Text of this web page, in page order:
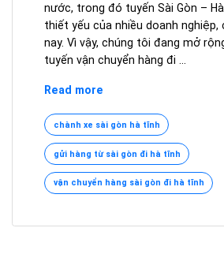
nước, trong đó tuyến Sài Gòn –
thiết yếu của nhiều doanh nghiệp,
nay. Vì vậy, chúng tôi đang mở
tuyến vận chuyển hàng đi …
Read more
hàng
từ
Sài
Gòn
đi
Tĩnh
chành xe sài gòn hà tĩnh
gửi hàng từ sài gòn đi hà tĩnh
vận chuyển hàng sài gòn đi hà tĩnh